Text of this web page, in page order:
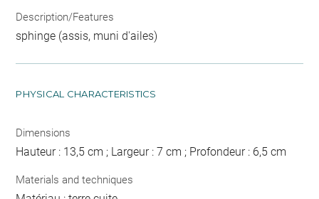
Description/Features
sphinge (assis, muni d'ailes)
PHYSICAL CHARACTERISTICS
Dimensions
Hauteur : 13,5 cm ; Largeur : 7 cm ; Profondeur : 6,5 cm
Materials and techniques